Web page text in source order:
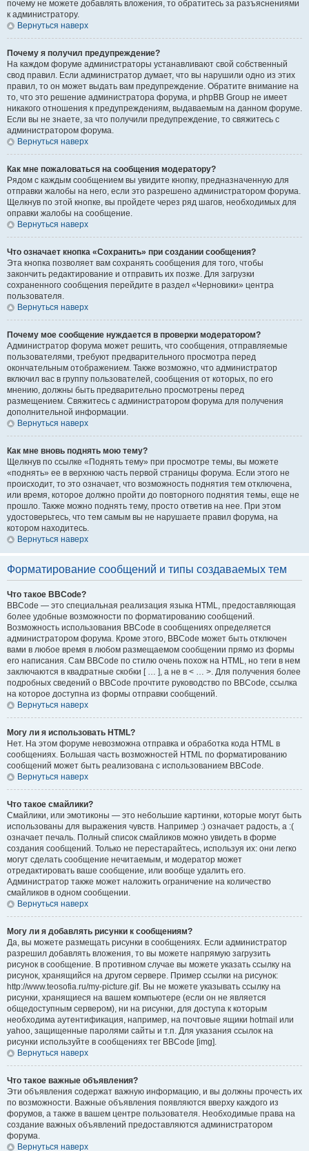
почему не можете добавлять вложения, то обратитесь за разъяснениями
к администратору.
Вернуться наверх
Почему я получил предупреждение?
На каждом форуме администраторы устанавливают свой собственный
свод правил. Если администратор думает, что вы нарушили одно из этих
правил, то он может выдать вам предупреждение. Обратите внимание на
то, что это решение администратора форума, и phpBB Group не имеет
никакого отношения к предупреждениям, выдаваемым на данном форуме.
Если вы не знаете, за что получили предупреждение, то свяжитесь с
администратором форума.
Вернуться наверх
Как мне пожаловаться на сообщения модератору?
Рядом с каждым сообщением вы увидите кнопку, предназначенную для
отправки жалобы на него, если это разрешено администратором форума.
Щелкнув по этой кнопке, вы пройдете через ряд шагов, необходимых для
оправки жалобы на сообщение.
Вернуться наверх
Что означает кнопка «Сохранить» при создании сообщения?
Эта кнопка позволяет вам сохранять сообщения для того, чтобы
закончить редактирование и отправить их позже. Для загрузки
сохраненного сообщения перейдите в раздел «Черновики» центра
пользователя.
Вернуться наверх
Почему мое сообщение нуждается в проверки модератором?
Администратор форума может решить, что сообщения, отправляемые
пользователями, требуют предварительного просмотра перед
окончательным отображением. Также возможно, что администратор
включил вас в группу пользователей, сообщения от которых, по его
мнению, должны быть предварительно просмотрены перед
размещением. Свяжитесь с администратором форума для получения
дополнительной информации.
Вернуться наверх
Как мне вновь поднять мою тему?
Щелкнув по ссылке «Поднять тему» при просмотре темы, вы можете
«поднять» ее в верхнюю часть первой страницы форума. Если этого не
происходит, то это означает, что возможность поднятия тем отключена,
или время, которое должно пройти до повторного поднятия темы, еще не
прошло. Также можно поднять тему, просто ответив на нее. При этом
удостоверьтесь, что тем самым вы не нарушаете правил форума, на
котором находитесь.
Вернуться наверх
Форматирование сообщений и типы создаваемых тем
Что такое BBCode?
BBCode — это специальная реализация языка HTML, предоставляющая
более удобные возможности по форматированию сообщений.
Возможность использования BBCode в сообщениях определяется
администратором форума. Кроме этого, BBCode может быть отключен
вами в любое время в любом размещаемом сообщении прямо из формы
его написания. Сам BBCode по стилю очень похож на HTML, но теги в нем
заключаются в квадратные скобки [ … ], а не в < … >. Для получения более
подробных сведений о BBCode прочтите руководство по BBCode, ссылка
на которое доступна из формы отправки сообщений.
Вернуться наверх
Могу ли я использовать HTML?
Нет. На этом форуме невозможна отправка и обработка кода HTML в
сообщениях. Большая часть возможностей HTML по форматированию
сообщений может быть реализована с использованием BBCode.
Вернуться наверх
Что такое смайлики?
Смайлики, или эмотиконы — это небольшие картинки, которые могут быть
использованы для выражения чувств. Например :) означает радость, а :(
означает печаль. Полный список смайликов можно увидеть в форме
создания сообщений. Только не перестарайтесь, используя их: они легко
могут сделать сообщение нечитаемым, и модератор может
отредактировать ваше сообщение, или вообще удалить его.
Администратор также может наложить ограничение на количество
смайликов в одном сообщении.
Вернуться наверх
Могу ли я добавлять рисунки к сообщениям?
Да, вы можете размещать рисунки в сообщениях. Если администратор
разрешил добавлять вложения, то вы можете напрямую загрузить
рисунок в сообщение. В противном случае вы можете указать ссылку на
рисунок, хранящийся на другом сервере. Пример ссылки на рисунок:
http://www.teosofia.ru/my-picture.gif. Вы не можете указывать ссылку на
рисунки, хранящиеся на вашем компьютере (если он не является
общедоступным сервером), ни на рисунки, для доступа к которым
необходима аутентификация, например, на почтовые ящики hotmail или
yahoo, защищенные паролями сайты и т.п. Для указания ссылок на
рисунки используйте в сообщениях тег BBCode [img].
Вернуться наверх
Что такое важные объявления?
Эти объявления содержат важную информацию, и вы должны прочесть их
по возможности. Важные объявления появляются вверху каждого из
форумов, а также в вашем центре пользователя. Необходимые права на
создание важных объявлений предоставляются администратором
форума.
Вернуться наверх